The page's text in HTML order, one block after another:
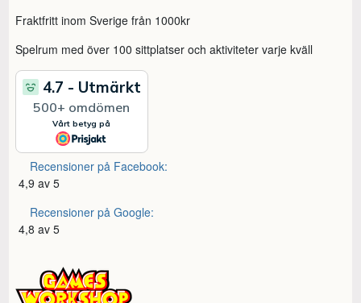
Fraktfritt inom Sverige från 1000kr
Spelrum med över 100 sittplatser och aktiviteter varje kväll
Recensioner på Facebook:
4,9 av 5
Recensioner på Google:
4,8 av 5